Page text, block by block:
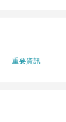
重要資訊